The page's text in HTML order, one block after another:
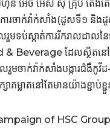
ហ៊ុន អេច អេស ស៊ី គ្រុប តែ
រចាក់វ៉ាក់សាំង(ដូសទី១ និ
រួមទប់ស្កាត់ការរីករាលដា
& Beverage ដែលស្ថិត
ក់វ៉ាក់សាំងបង្ការជំងឺកូវីដ-
សាគម្លាតនៅតែមានយ៉ាងខ្ជ
of HSC